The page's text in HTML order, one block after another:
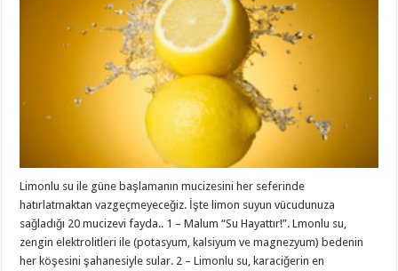
Limonlu su ile güne başlamanın mucizesini her seferinde
hatırlatmaktan vazgeçmeyeceğiz. İşte limon suyun vücudunuza
sağladığı 20 mucizevi fayda.. 1 – Malum “Su Hayattır!”. Lmonlu su,
zengin elektrolitleri ile (potasyum, kalsiyum ve magnezyum) bedenin
her köşesini şahanesiyle sular. 2 – Limonlu su, karaciğerin en